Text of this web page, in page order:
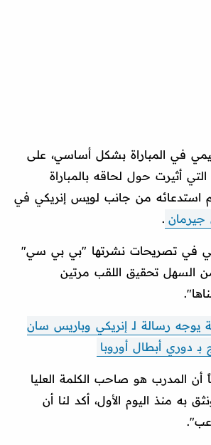
في المباراة بشكل أساسي، على
أثيرت حول لحاقه بالمباراة
استدعائه من جانب لويس إنريكي في
.
في تصريحات نشرتها "بي بي سي"
السهل تحقيق اللقب مرتين
يوجه رسالة لـ إنريكي وباريس سان
بـ دوري أبطال أوروبا
أن المدرب هو صاحب الكلمة العليا
به منذ اليوم الأول، أكد لنا أن